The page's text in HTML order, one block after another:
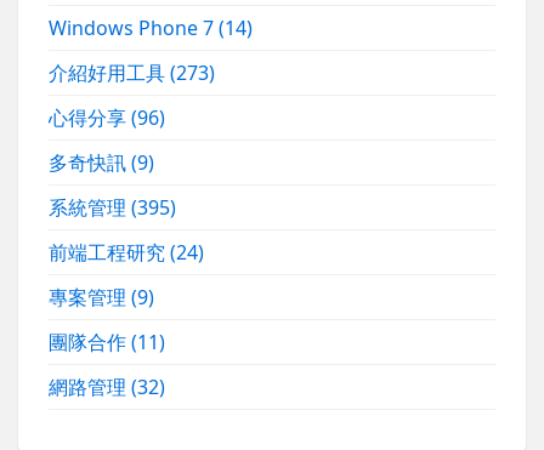
Windows Phone 7(14)
介紹好用工具(273)
心得分享(96)
多奇快訊(9)
系統管理(395)
前端工程研究(24)
專案管理(9)
團隊合作(11)
網路管理(32)